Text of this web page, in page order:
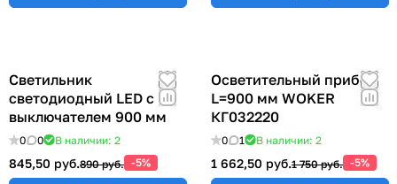
Светильник
светодиодный LED с
выключателем 900 мм
0 0 В наличии: 2
845,50 руб.890 руб. -5%
Осветительный прибор
L=900 мм WOKER
КГ032220
0 1 В наличии: 2
1 662,50 руб.1 750 руб. -5%